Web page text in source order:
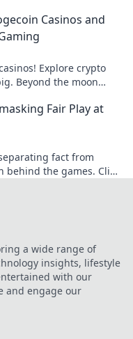
Casinos and
Explore crypto
Beyond the moon
Fair Play at
fact from
the games. Click
a wide range of
insights, lifestyle
with our
and engage our